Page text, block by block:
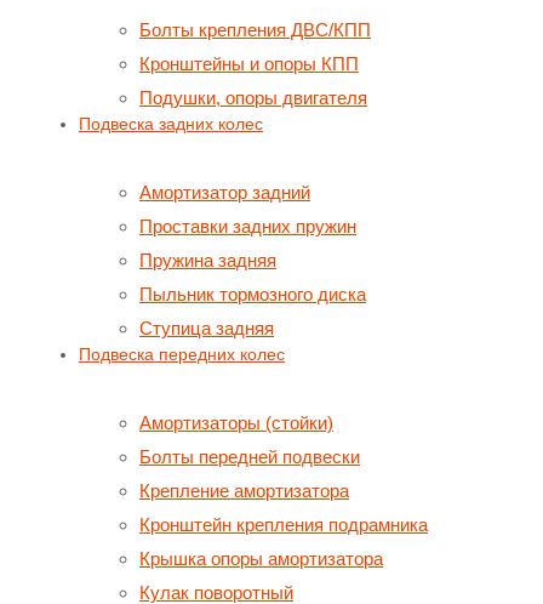
Болты крепления ДВС/КПП
Кронштейны и опоры КПП
Подушки, опоры двигателя
Подвеска задних колес
Амортизатор задний
Проставки задних пружин
Пружина задняя
Пыльник тормозного диска
Ступица задняя
Подвеска передних колес
Амортизаторы (стойки)
Болты передней подвески
Крепление амортизатора
Кронштейн крепления подрамника
Крышка опоры амортизатора
Кулак поворотный